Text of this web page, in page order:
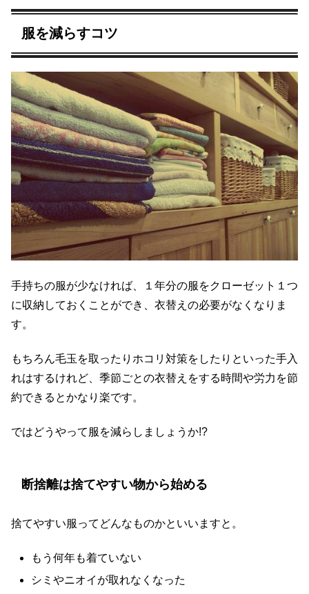
服を減らすコツ
手持ちの服が少なければ、１年分の服をクローゼット１つ
に収納しておくことができ、衣替えの必要がなくなりま
す。
もちろん毛玉を取ったりホコリ対策をしたりといった手入
れはするけれど、季節ごとの衣替えをする時間や労力を節
約できるとかなり楽です。
ではどうやって服を減らしましょうか!?
断捨離は捨てやすい物から始める
捨てやすい服ってどんなものかといいますと。
もう何年も着ていない
シミやニオイが取れなくなった